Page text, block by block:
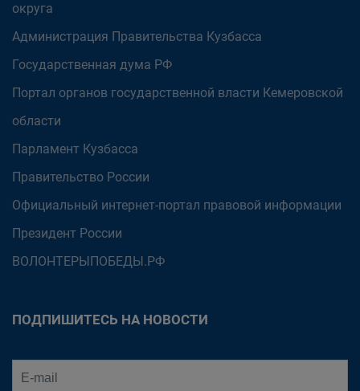
округа
Администрация Правительства Кузбасса
Государственная дума РФ
Портал органов государственной власти Кемеровской
области
Парламент Кузбасса
Правительство России
Официальный интернет-портал правовой информации
Президент России
ВОЛОНТЕРЫПОБЕДЫ.РФ
ПОДПИШИТЕСЬ НА НОВОСТИ